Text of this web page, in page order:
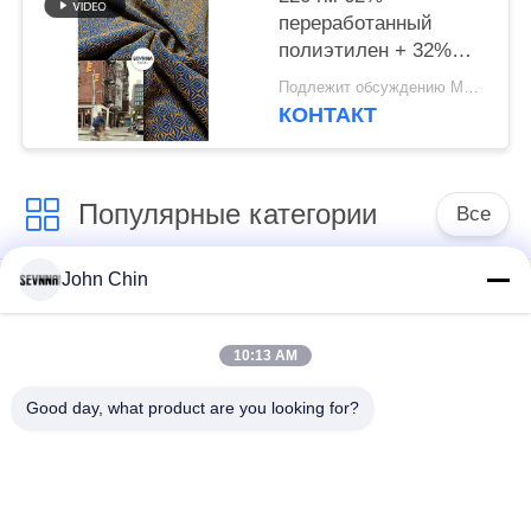
переработанный
полиэтилен + 32%
нейлон + 6% спандекс
переработанный
Подлежит обсуждению MOQ:Negotiable
КОНТАКТ
Популярные категории Все
использованная
использованная
ткань нейлона
Повторно
John Chin
10:13 AM
Good day, what product are you looking for?